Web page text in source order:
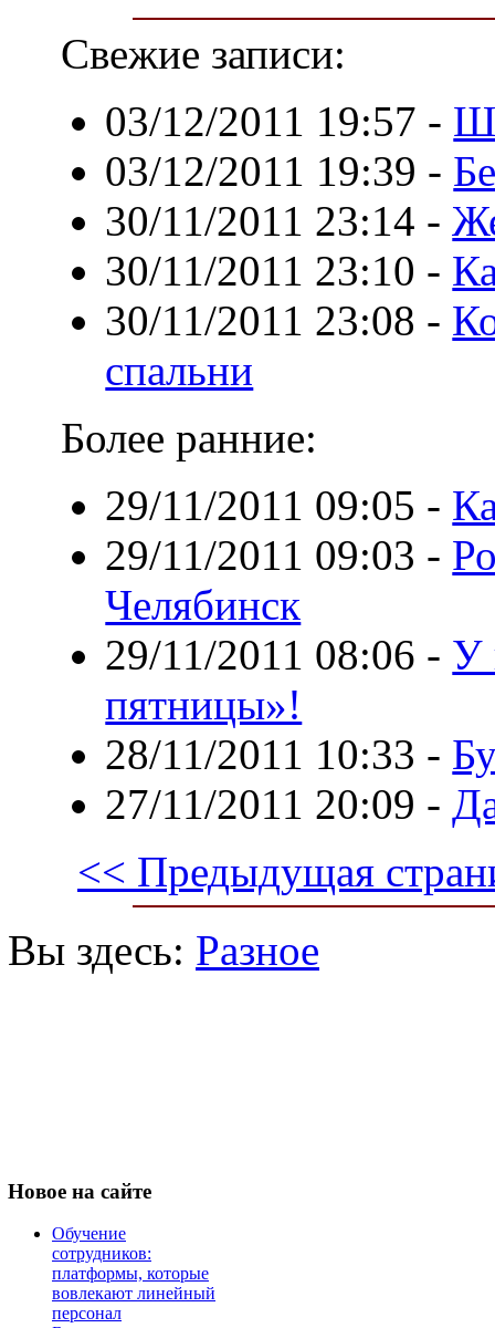
Свежие записи:
03/12/2011 19:57 -
03/12/2011 19:39 -
30/11/2011 23:14 -
30/11/2011 23:10 -
30/11/2011 23:08 -
спальни
Более ранние:
29/11/2011 09:05 -
29/11/2011 09:03 -
Челябинск
29/11/2011 08:06 - У
пятницы»!
28/11/2011 10:33 -
27/11/2011 20:09 -
<< Предыдущая
Вы здесь: Разное
Новое на сайте
Обучение
сотрудников:
платформы, которые
вовлекают линейный
персонал